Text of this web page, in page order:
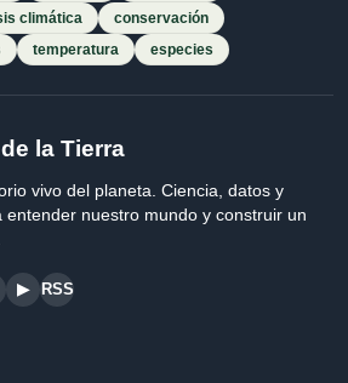
climática
conservación
temperatura especies
la Tierra
vivo del planeta. Ciencia, datos y
entender nuestro mundo y construir un
▶ RSS